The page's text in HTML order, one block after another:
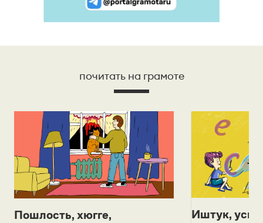
почитать на грамоте
Пошлость, хюгге,
Иштук,